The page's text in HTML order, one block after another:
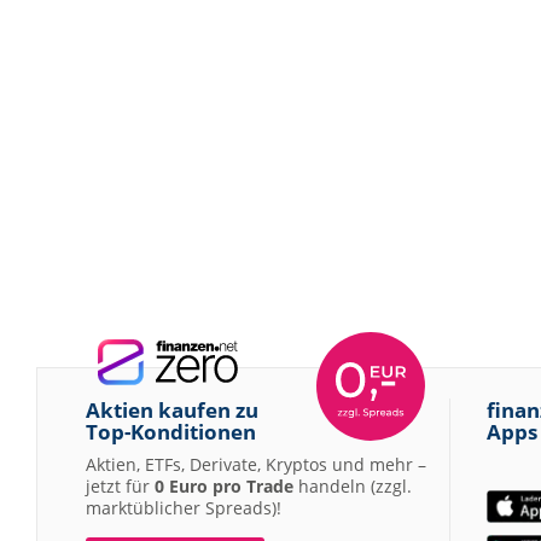
Aktien kaufen zu
Top-Konditionen
Aktien, ETFs, Derivate, Kryptos und mehr –
jetzt für 0 Euro pro Trade handeln (zzgl.
marktüblicher Spreads)!
Apps